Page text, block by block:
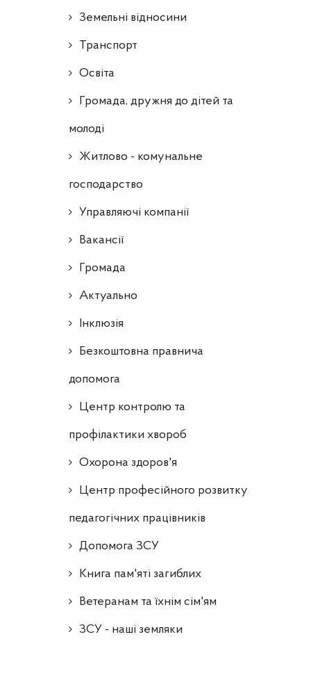
Земельні відносини
Транспорт
Освіта
Громада, дружня до дітей та
молоді
Житлово - комунальне
господарство
Управляючі компанії
Ваканcії
Громада
Актуально
Інклюзія
Безкоштовна правнича
допомога
Центр контролю та
профілактики хвороб
Охорона здоров'я
Центр професійного розвитку
педагогічних працівників
Допомога ЗСУ
Книга пам'яті загиблих
Ветеранам та їхнім сім'ям
ЗСУ - наші земляки